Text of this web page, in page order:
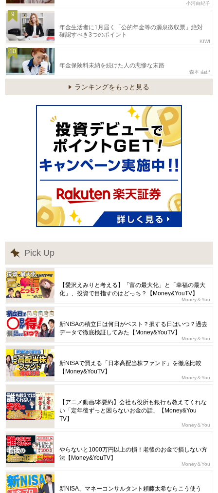
小河由紀子
9
年金生活者に1月届く「公的年金等の源泉徴収票」絶対
確認すべき3つのポイント
KIWI
10
年金保険料未納を続けた人の悲惨な末路
森本 由紀
ランキングをもっと見る
Pick Up
【愛沢えみりと考える】「富の最大化」と「幸福の最大
化」、投資で目指すのはどっち？【Money&YouTV】
Money＆You
新NISAの積立日は何日がベスト？損する日はいつ？過去
データで徹底検証してみた【Money&YouTV】
Money＆You
新NISAで買える「日本高配当株ファンド」を徹底比較
【Money&YouTV】
Money＆You
【アニメ動画/本要約】会社も役所も銀行も教えてくれな
い「定年後ずっと困らないお金の話」【Money&You
TV】
Money＆You
やらないと1000万円以上の損！老後のお金で損しない方
法【Money&YouTV】
Money＆You
新NISA、マネーコンサルタント頼藤太希ならこう使う